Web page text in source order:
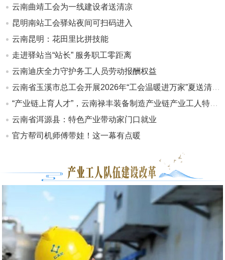
云南曲靖工会为一线建设者送清凉
昆明南站工会驿站夜间可扫码进入
云南昆明：花田里比拼技能
走进驿站当“站长” 服务职工零距离
云南迪庆全力守护务工人员劳动报酬权益
云南省玉溪市总工会开展2026年“工会温暖进万家”夏送清凉慰问活动
“产业链上育人才”，云南禄丰装备制造产业链产业工人特训营开班
云南省洱源县：特色产业带动家门口就业
官方帮司机师傅带娃！这一幕有点暖